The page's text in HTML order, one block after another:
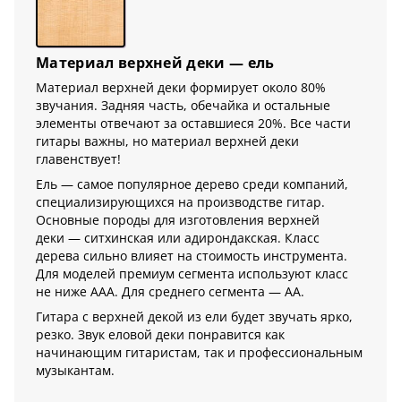
Материал верхней деки — ель
Материал верхней деки формирует около 80%
звучания. Задняя часть, обечайка и остальные
элементы отвечают за оставшиеся 20%. Все части
гитары важны, но материал верхней деки
главенствует!
Ель — самое популярное дерево среди компаний,
специализирующихся на производстве гитар.
Основные породы для изготовления верхней
деки — ситхинская или адирондакская. Класс
дерева сильно влияет на стоимость инструмента.
Для моделей премиум сегмента используют класс
не ниже AAA. Для среднего сегмента — AA.
Гитара с верхней декой из ели будет звучать ярко,
резко. Звук еловой деки понравится как
начинающим гитаристам, так и профессиональным
музыкантам.